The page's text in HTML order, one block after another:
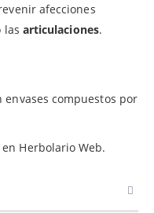
afecciones
las articulaciones.
compuestos por
Herbolario Web.